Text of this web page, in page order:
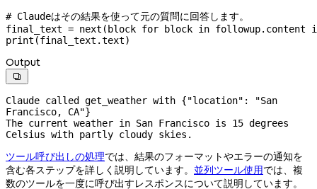
# Claudeはその結果を使って元の質問に回答します。
final_text = next (block for block in followup.content
print (final_text.text)
Output

Claude called get_weather with {"location": "San
Francisco, CA"}
The current weather in San Francisco is 15 degrees
Celsius with partly cloudy skies.
ツール呼び出しの処理では、結果のフォーマットやエラーの通知を
含む各ステップを詳しく説明しています。 並列ツール使用では、複
数のツールを一度に呼び出すレスポンスについて説明しています。